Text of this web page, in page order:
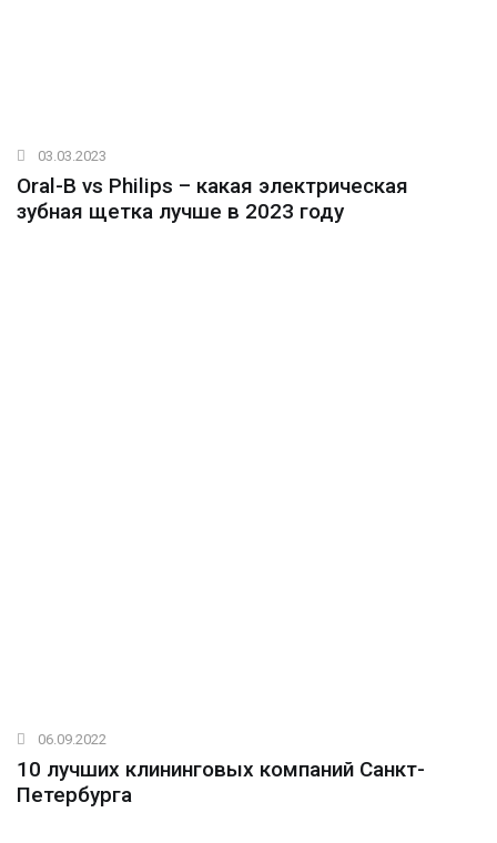
03.03.2023
Oral-B vs Philips – какая электрическая
зубная щетка лучше в 2023 году
06.09.2022
10 лучших клининговых компаний Санкт-
Петербурга